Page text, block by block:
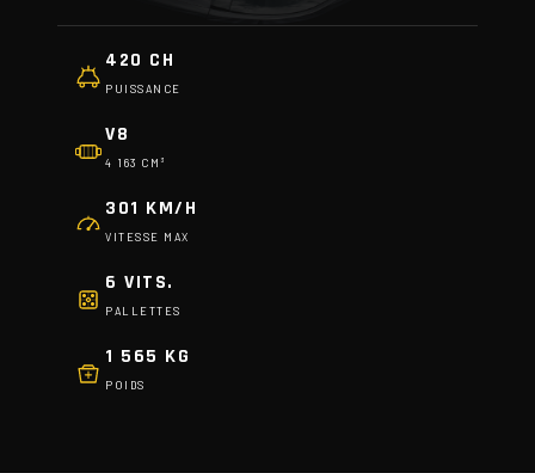
420 CH
PUISSANCE
V8
4 163 CM³
301 KM/H
VITESSE MAX
6 VITS.
PALLETTES
1 565 KG
POIDS